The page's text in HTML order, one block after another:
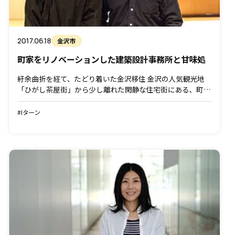
2017.06.18 金沢市
町家をリノベーションした建築設計事務所と甘味処
紆余曲折を経て、たどり着いた金沢移住 金沢の人気観光地
「ひがし茶屋街」から少し離れた閑静な住宅街にある、町家
を改装した設計事務所兼カフェ「豆月」。一級建築士である
北出健展（きたで たけのぶ）さんと、豆月の店主の美由紀
#Iターン